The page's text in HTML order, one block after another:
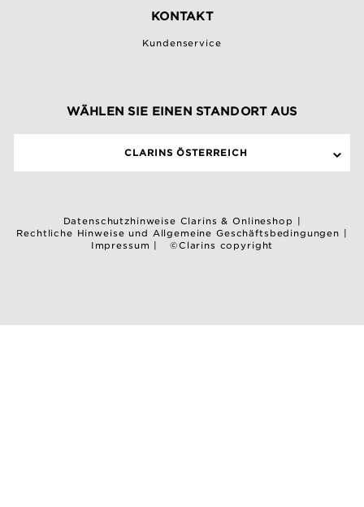
KONTAKT
Kundenservice
WÄHLEN SIE EINEN STANDORT AUS
CLARINS ÖSTERREICH
Datenschutzhinweise Clarins & Onlineshop |
Rechtliche Hinweise und Allgemeine Geschäftsbedingungen |
Impressum | ©Clarins copyright